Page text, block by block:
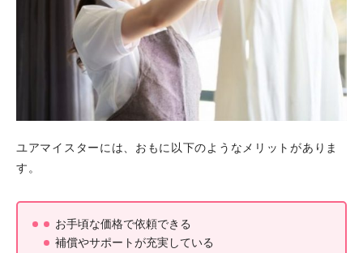
ユアマイスターには、おもに以下のようなメリットがありま
す。
お手頃な価格で依頼できる
補償やサポートが充実している